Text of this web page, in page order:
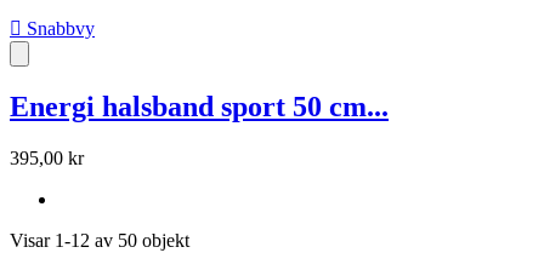
 Snabbvy
Energi halsband sport 50 cm...
395,00 kr
Visar 1-12 av 50 objekt